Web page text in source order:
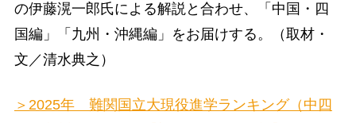
の伊藤滉一郎氏による解説と合わせ、「中国・四
国編」「九州・沖縄編」をお届けする。（取材・
文／清水典之）
＞2025年 難関国立大現役進学ランキング（中四